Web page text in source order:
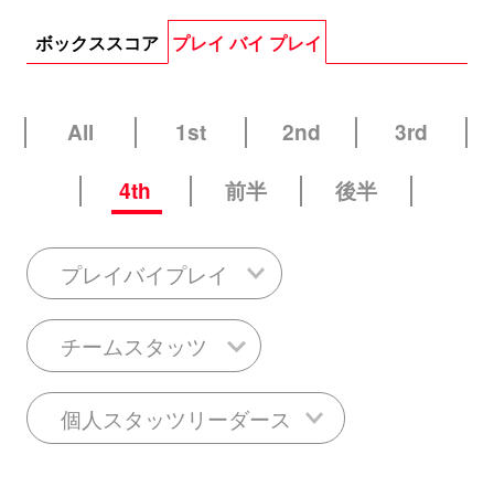
ボックススコア プレイ バイ プレイ
All 1st 2nd
3rd
4th
前半 後半
プレイバイプレイ
チームスタッツ
個人スタッツリーダース